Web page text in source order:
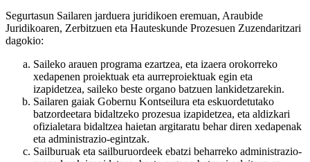
Segurtasun Sailaren jarduera juridikoen eremuan, Araubide
Juridikoaren, Zerbitzuen eta Hauteskunde Prozesuen Zuzendaritzari
dagokio:
Saileko arauen programa ezartzea, eta izaera orokorreko
xedapenen proiektuak eta aurreproiektuak egin eta
izapidetzea, saileko beste organo batzuen lankidetzarekin.
Sailaren gaiak Gobernu Kontseilura eta eskuordetutako
batzordeetara bidaltzeko prozesua izapidetzea, eta aldizkari
ofizialetara bidaltzea haietan argitaratu behar diren xedapenak
eta administrazio-egintzak.
Sailburuak eta sailburuordeek ebatzi beharreko administrazio-